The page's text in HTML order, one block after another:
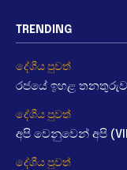
TRENDING
දේශීය පුවත්
රජයේ ඉහළ
දේශීය පුවත්
අපි වෙනුවෙන් අපි
දේශීය පුවත්